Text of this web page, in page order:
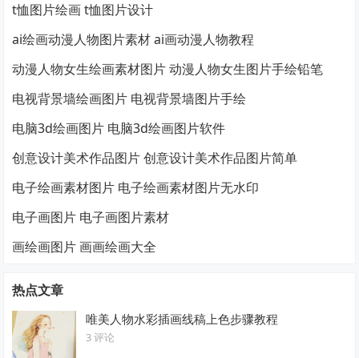
t恤图片绘画 t恤图片设计
ai绘画动漫人物图片素材 ai画动漫人物教程
动漫人物女生绘画素材图片 动漫人物女生图片手绘铅笔
电视背景墙绘画图片 电视背景墙图片手绘
电脑3d绘画图片 电脑3d绘画图片软件
创意设计美术作品图片 创意设计美术作品图片简单
电子绘画素材图片 电子绘画素材图片无水印
电子画图片 电子画图片素材
画绘画图片 画画绘画大全
热点文章
唯美人物水彩插画线稿上色步骤教程
3 评论